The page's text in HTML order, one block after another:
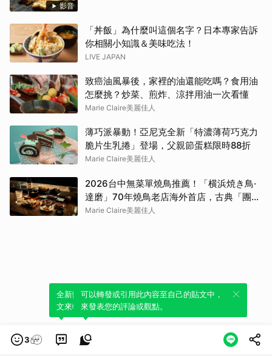
影音
「丼飯」為什麼叫這個名字？日本專家告訴
你相關小知識＆美味吃法！
LIVE JAPAN
致癌油風暴後，家裡的油還能吃嗎？食用油
怎麼挑？炒菜、煎炸、涼拌用油一次看懂
Marie Claire美麗佳人
薄巧派暴動！亞尼克全新「特濃薄荷巧克力
脆片生乳捲」登場，父親節蛋糕限時88折
Marie Claire美麗佳人
2026台中無菜單燒鳥推薦！「横浜焼き鳥·
達磨」70年燒鳥老店海外首店，古典「團扇
控火」技法成就銷魂美味
Marie Claire美麗佳人
3
全新體驗！一鍵引用此內容，透過發布貼
文來輕鬆表達個人立場。
可以轉發或引用此內容至自己的貼文中，
來發表您的評論或觀點。